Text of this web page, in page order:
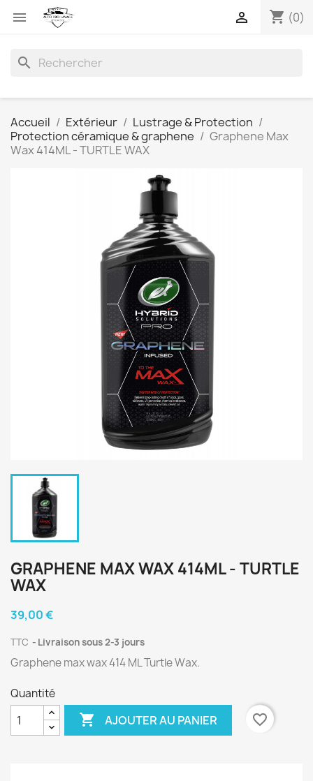
 shopping_cart (0)

search
Accueil Extérieur
Lustrage & Protection
Protection céramique & graphene
Graphene Max
Wax 414ML - TURTLE WAX
GRAPHENE MAX WAX 414ML - TURTLE
WAX
39,00 €
TTC Livraison sous 2-3 jours
Graphene max wax 414 ML Turtle Wax.
Quantité
 AJOUTER AU PANIER favorite_border